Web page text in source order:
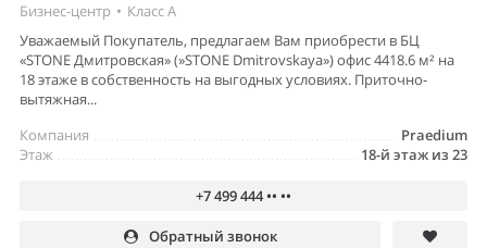
Бизнес-центр • Класс A
Уважаемый Покупатель, предлагаем Вам приобрести в БЦ
«STONE Дмитровская» (»STONE Dmitrovskaya») офис 4418.6 м² на
18 этаже в собственность на выгодных условиях. Приточно-
вытяжная...
Praedium
Компания
18-й этаж из 23
Этаж
+7 499 444 •• ••
Обратный звонок